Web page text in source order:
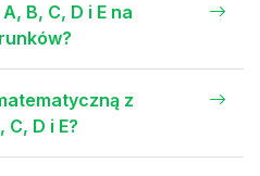
B, C, D i E na
z
C, D i E?